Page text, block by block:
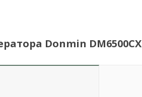
Donmin DM6500CX